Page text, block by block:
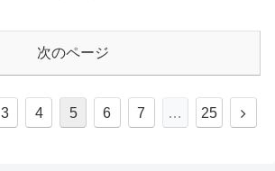
次のページ
3 4 5 6 7 … 25